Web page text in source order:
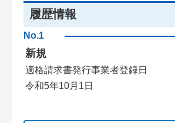
履歴情報
No.1
新規
適格請求書発行事業者登録日
令和5年10月1日